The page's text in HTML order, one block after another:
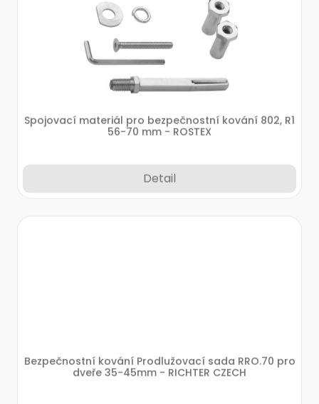
Spojovací materiál pro bezpečnostní kování 802, R1
56-70 mm - ROSTEX
Detail
Bezpečnostní kování Prodlužovací sada RRO.70 pro
dveře 35-45mm - RICHTER CZECH